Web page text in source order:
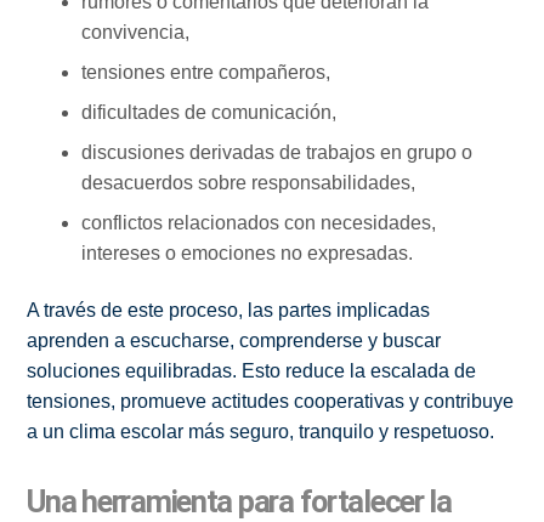
convivencia,
tensiones entre compañeros,
dificultades de comunicación,
discusiones derivadas de trabajos en grupo o
desacuerdos sobre responsabilidades,
conflictos relacionados con necesidades,
intereses o emociones no expresadas.
A través de este proceso, las partes implicadas
aprenden a escucharse, comprenderse y buscar
soluciones equilibradas. Esto reduce la escalada de
tensiones, promueve actitudes cooperativas y contribuye
a un clima escolar más seguro, tranquilo y respetuoso.
Una herramienta para fortalecer la